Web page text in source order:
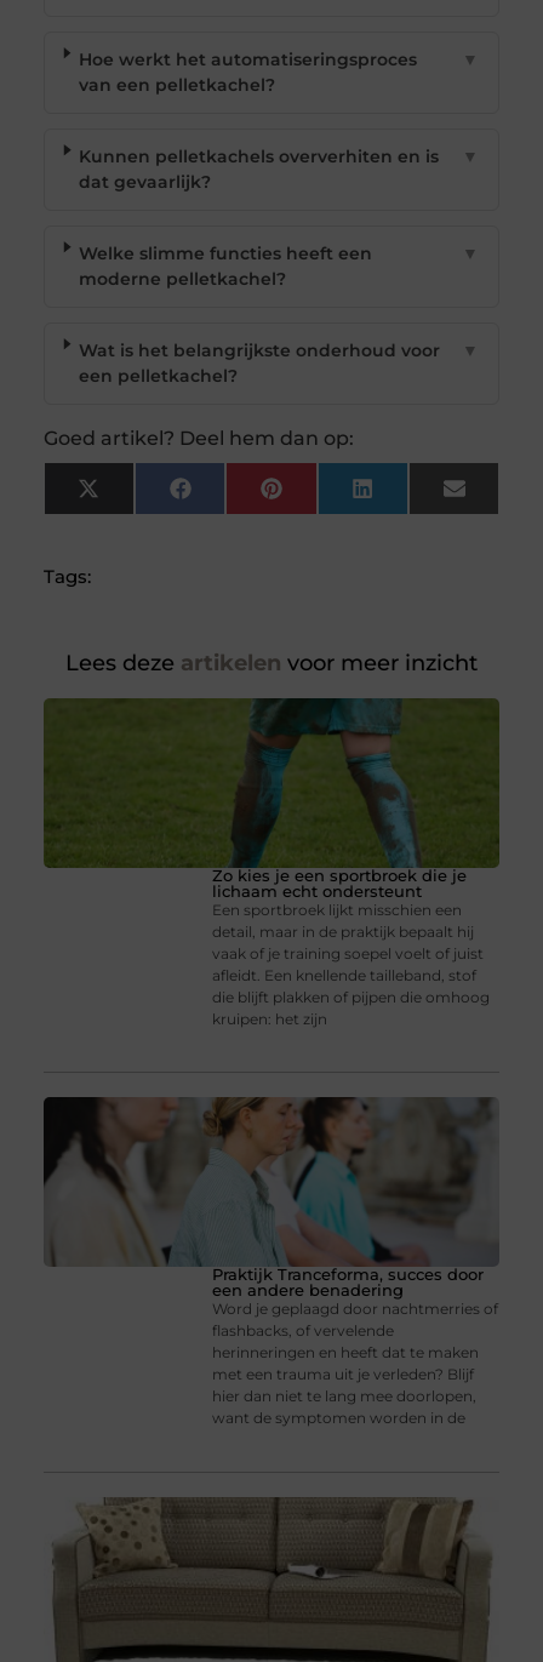
Hoe werkt het automatiseringsproces
van een pelletkachel?
▼
Kunnen pelletkachels oververhiten en is
dat gevaarlijk?
▼
Welke slimme functies heeft een
moderne pelletkachel?
▼
Wat is het belangrijkste onderhoud voor
een pelletkachel?
▼
Goed artikel? Deel hem dan op:
X
(Twitter)
FacebookPinterest LinkedIn Email
Tags:
Lees deze artikelen voor meer inzicht
Zo kies je een sportbroek die je
lichaam echt ondersteunt
Een sportbroek lijkt misschien een
detail, maar in de praktijk bepaalt hij
vaak of je training soepel voelt of juist
afleidt. Een knellende tailleband, stof
die blijft plakken of pijpen die omhoog
kruipen: het zijn
Praktijk Tranceforma, succes door
een andere benadering
Word je geplaagd door nachtmerries of
flashbacks, of vervelende
herinneringen en heeft dat te maken
met een trauma uit je verleden? Blijf
hier dan niet te lang mee doorlopen,
want de symptomen worden in de